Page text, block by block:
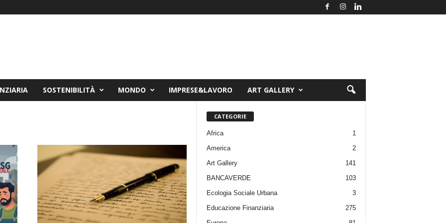
SOSTENIBILITÀ MONDO IMPRESE&LAVORO ART GALLERY
CATEGORIE
Africa
1
America
2
Art Gallery
141
BANCAVERDE
103
Ecologia Sociale Urbana
3
Educazione Finanziaria
275